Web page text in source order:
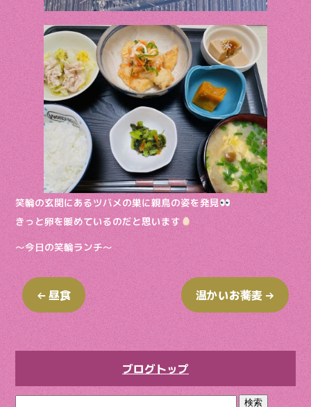
笑輪の玄関にあるツバメの巣に親鳥の姿を発見
きっと卵を暖めているのだと思います
〜今日の笑輪ランチ〜
←昼食 温かいお蕎麦 →
ブログトップ